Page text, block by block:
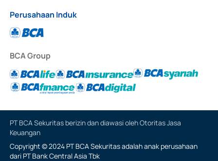
Perusahaan Induk
BCA Group
PT BCA Sekuritas berizin dan diawasi oleh Otoritas Jasa
Keuangan
Copyright © 2024 PT BCA Sekuritas adalah anak perusahaan
dari PT Bank Central Asia Tbk